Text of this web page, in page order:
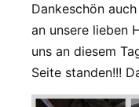
Dankeschön
an unsere lieben
uns an diesem
Seite standen!!!